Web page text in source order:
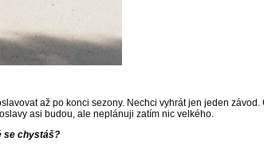
až po konci sezony. Nechci vyhrát jen jeden závod.
asi budou, ale neplánuji zatím nic velkého.
se chystáš?